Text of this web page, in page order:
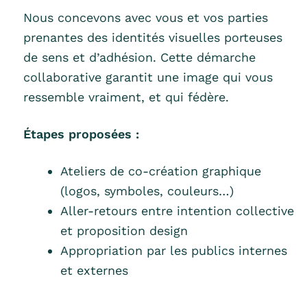
Nous concevons avec vous et vos parties
prenantes des identités visuelles porteuses
de sens et d’adhésion. Cette démarche
collaborative garantit une image qui vous
ressemble vraiment, et qui fédère.
Étapes proposées :
Ateliers de co-création graphique
(logos, symboles, couleurs…)
Aller-retours entre intention collective
et proposition design
Appropriation par les publics internes
et externes